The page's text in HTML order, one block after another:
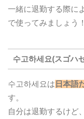
一緒に退勤する際に
で使ってみましょう！
수고하세요(スゴハ
수고하세요は 日本語
す。
自分は退勤するけど